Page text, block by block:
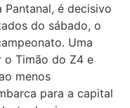
Pantanal, é decisivo
do sábado, o
Uma
Timão do Z4 e
menos
para a capital